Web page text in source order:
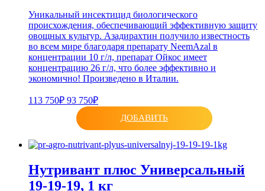
Уникальный инсектицид биологического
происхождения, обеспечивающий эффективную защиту
овощных культур. Азадирахтин получило известность
во всем мире благодаря препарату NeemAzal в
концентрации 10 г/л, препарат Ойкос имеет
концентрацию 26 г/л, что более эффективно и
экономично! Произведено в Италии.
113 750₽ 93 750₽
ДОБАВИТЬ
Нутривант плюс Универсальный
19-19-19, 1 кг